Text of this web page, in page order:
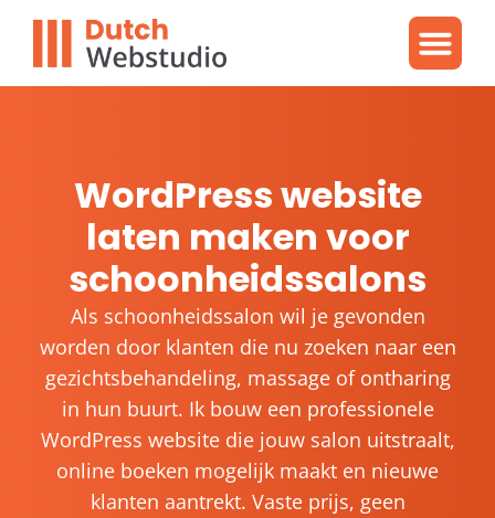
WordPress website
laten maken voor
schoonheidssalons
Als schoonheidssalon wil je gevonden
worden door klanten die nu zoeken naar een
gezichtsbehandeling, massage of ontharing
in hun buurt. Ik bouw een professionele
WordPress website die jouw salon uitstraalt,
online boeken mogelijk maakt en nieuwe
klanten aantrekt. Vaste prijs, geen